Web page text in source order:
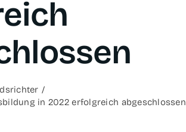
in 2022 erfolg­reich abgeschlossen